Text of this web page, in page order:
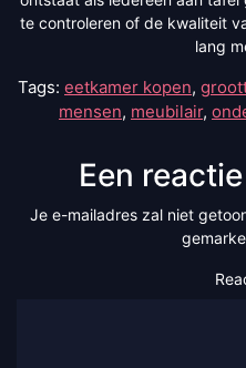
te controleren of de kwaliteit
lang
Tags: eetkamer kopen,
mensen, meubilair,
Een
Je e-mailadres zal niet